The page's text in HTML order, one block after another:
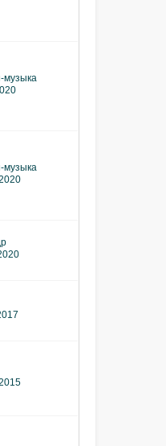
музыка
музыка